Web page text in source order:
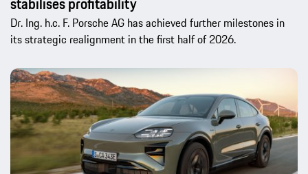
Dr. Ing. h.c. F. Porsche AG has achieved further milestones in
its strategic realignment in the first half of 2026.